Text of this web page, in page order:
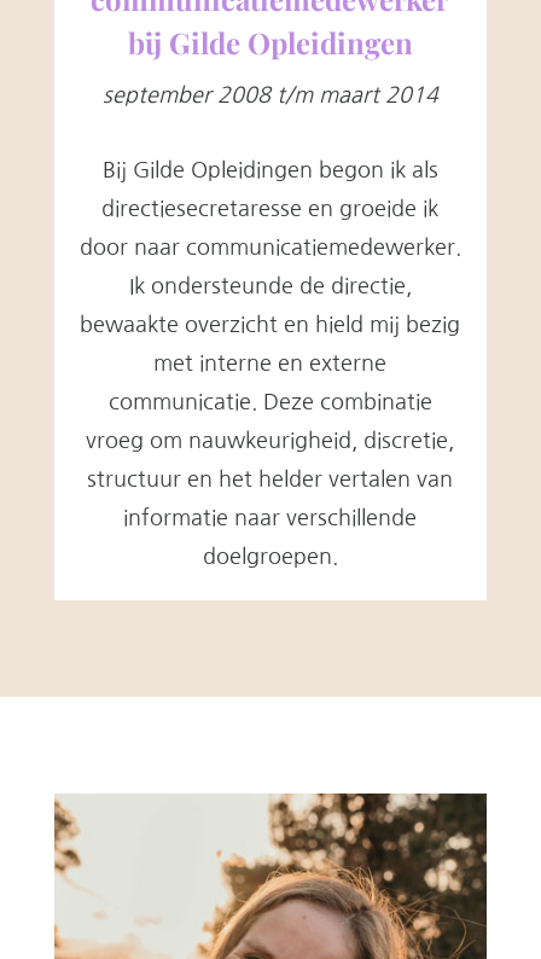
bij Gilde Opleidingen
september 2008 t/m maart 2014
Bij Gilde Opleidingen begon ik als
directiesecretaresse en groeide ik
door naar communicatiemedewerker.
Ik ondersteunde de directie,
bewaakte overzicht en hield mij bezig
met interne en externe
communicatie. Deze combinatie
vroeg om nauwkeurigheid, discretie,
structuur en het helder vertalen van
informatie naar verschillende
doelgroepen.